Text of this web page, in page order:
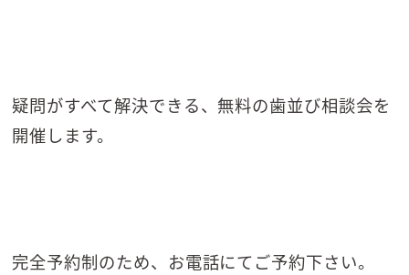
疑問がすべて解決できる、無料の歯並び相談会を
開催します。
完全予約制のため、お電話にてご予約下さい。